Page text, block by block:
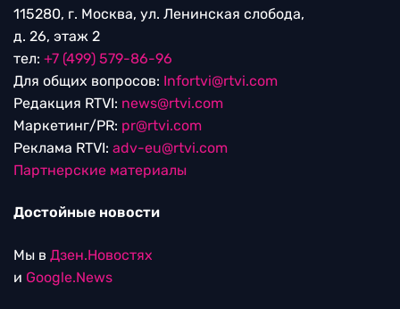
115280, г. Москва, ул. Ленинская слобода,
д. 26, этаж 2
тел: +7 (499) 579-86-96
Для общих вопросов: Infortvi@rtvi.com
Редакция RTVI: news@rtvi.com
Маркетинг/PR: pr@rtvi.com
Реклама RTVI: adv-eu@rtvi.com
Партнерские материалы
Достойные новости
Мы в Дзен.Новостях
и Google.News